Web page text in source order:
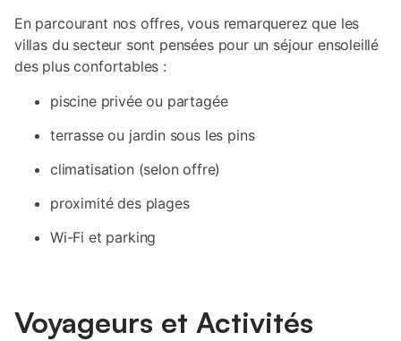
En parcourant nos offres, vous remarquerez que les
villas du secteur sont pensées pour un séjour ensoleillé
des plus confortables :
piscine privée ou partagée
terrasse ou jardin sous les pins
climatisation (selon offre)
proximité des plages
Wi-Fi et parking
Voyageurs et Activités